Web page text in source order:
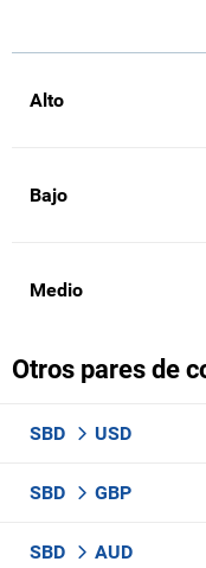
Alto
Bajo
Medio
Otros pares de
SBD USD
SBD GBP
SBD AUD